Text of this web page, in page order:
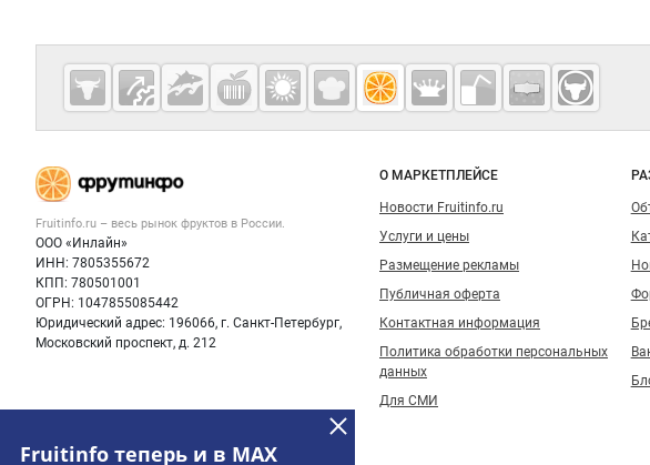
Fruitinfo теперь и в MAX
Дополнительная информация
Cсылки на полезные проекты
Fruitinfo.ru
— рынок
фруктов
Важные разделы и контакты
Fruitinfo.ru – весь рынок фруктов в России.
ООО «Инлайн»
ИНН: 7805355672
КПП: 780501001
ОГРН: 1047855085442
Юридический адрес: 196066, г. Санкт-Петербург,
Московский проспект, д. 212
Навигация по сайту
О МАРКЕТПЛЕЙСЕ
Новости Fruitinfo.ru
Услуги и цены
Размещение рекламы
Публичная оферта
Контактная информация
Политика обработки персональных
данных
Для СМИ